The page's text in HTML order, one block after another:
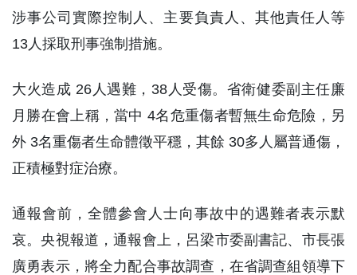
涉事公司實際控制人、主要負責人、其他責任人等
13人採取刑事強制措施。
大火造成 26人遇難，38人受傷。省衛健委副主任廉
月勝在會上稱，當中 4名危重傷者暫無生命危險，另
外 3名重傷者生命體徵平穩，其餘 30多人屬普通傷，
正積極對症治療。
通報會前，全體參會人士向事故中的遇難者表示默
哀。央視報道，通報會上，呂梁市委副書記、市長張
廣勇表示，將全力配合事故調查，在省調查組領導下